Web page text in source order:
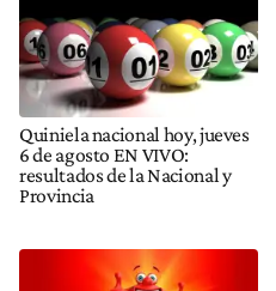
Quiniela nacional hoy, jueves
6 de agosto EN VIVO:
resultados de la Nacional y
Provincia